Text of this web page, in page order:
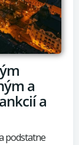
a
a
podstatne